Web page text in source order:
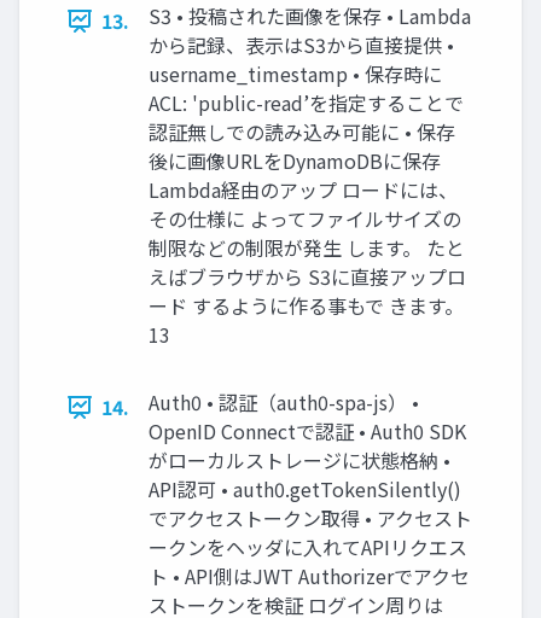
13.
S3 • 投稿された画像を保存 • Lambda
から記録、表示はS3から直接提供 •
username_timestamp • 保存時に
ACL: 'public-read’を指定することで
認証無しでの読み込み可能に • 保存
後に画像URLをDynamoDBに保存
Lambda経由のアップ ロードには、
その仕様に よってファイルサイズの
制限などの制限が発生 します。 たと
えばブラウザから S3に直接アップロ
ード するように作る事もで きます。
13
14.
Auth0 • 認証（auth0-spa-js） •
OpenID Connectで認証 • Auth0 SDK
がローカルストレージに状態格納 •
API認可 • auth0.getTokenSilently()
でアクセストークン取得 • アクセスト
ークンをヘッダに入れてAPIリクエス
ト • API側はJWT Authorizerでアクセ
ストークンを検証 ログイン周りは